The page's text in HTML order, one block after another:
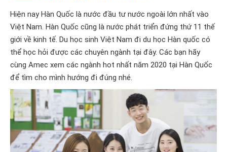
Hiện nay Hàn Quốc là nước đầu tư nước ngoài lớn nhất vào
Việt Nam. Hàn Quốc cũng là nước phát triển đứng thứ 11 thế
giới về kinh tế. Du học sinh Việt Nam đi du học Hàn quốc có
thể học hỏi được các chuyên ngành tại đây. Các bạn hãy
cùng Amec xem các ngành hot nhất năm 2020 tại Hàn Quốc
để tìm cho mình hướng đi đúng nhé.